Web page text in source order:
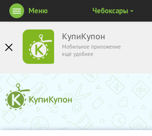
КупиКупон
Мобильное приложение
ещё удобнее
Меню Чебоксары